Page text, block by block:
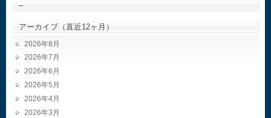
–
アーカイブ（直近12ヶ月）
2026年8月
2026年7月
2026年6月
2026年5月
2026年4月
2026年3月